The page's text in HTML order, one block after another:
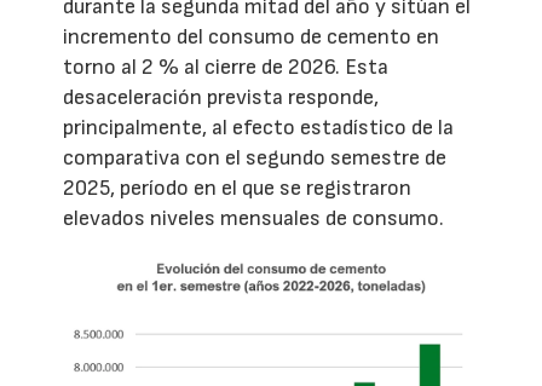
durante la segunda mitad del año y sitúan el
incremento del consumo de cemento en
torno al 2 % al cierre de 2026. Esta
desaceleración prevista responde,
principalmente, al efecto estadístico de la
comparativa con el segundo semestre de
2025, período en el que se registraron
elevados niveles mensuales de consumo.